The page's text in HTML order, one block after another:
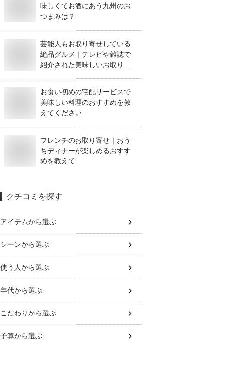
味しくてお酒にあう九州のお
つまみは？
芸能人もお取り寄せしている
絶品グルメ｜テレビや雑誌で
紹介された美味しいお取り寄
お食い初めの宅配サービスで
美味しい料理のおすすめを教
えてください
フレンチのお取り寄せ｜おう
ちディナーが楽しめるおすす
めを教えて
クチコミを探す
アイテムから選ぶ
シーンから選ぶ
使う人から選ぶ
年代から選ぶ
こだわりから選ぶ
予算から選ぶ